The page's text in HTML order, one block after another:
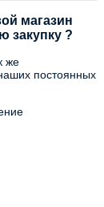
магазин
закупку ?
же
постоянных